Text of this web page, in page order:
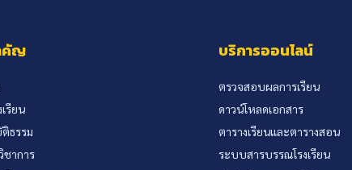
คัญ
รียน
ธรรม
ชาการ
บริการออนไลน์
ตรวจสอบผลการเรียน
ดาวน์โหลดเอกสาร
ตารางเรียนและตารางสอน
ระบบสารบรรณโรงเรียน